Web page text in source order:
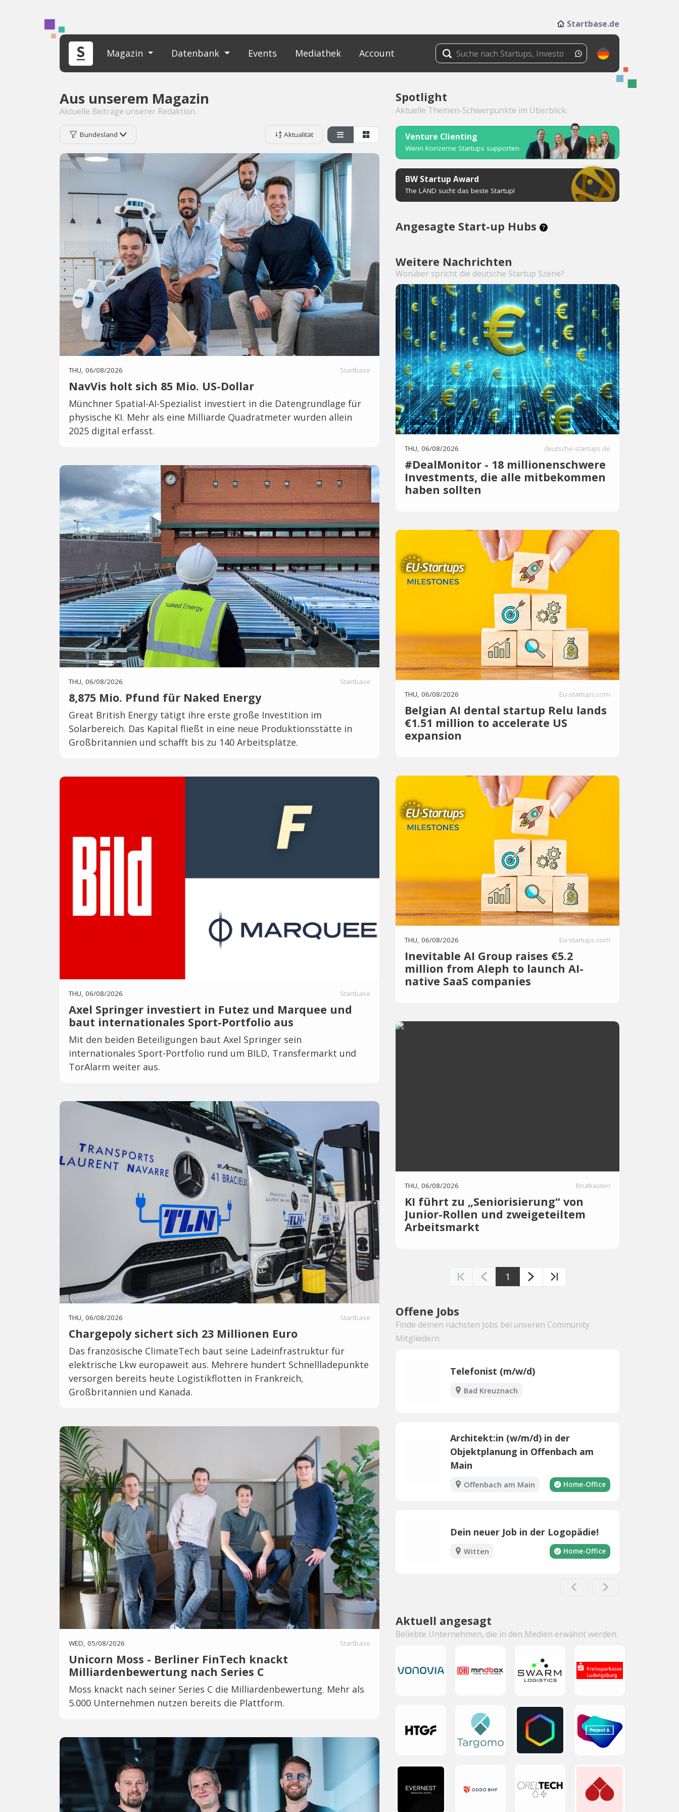
Startbase.de
Magazin Datenbank Events Mediathek Account
Aus unserem Magazin
Aktuelle Beiträge unserer Redaktion.
Bundesland Aktualität
THU, 06/08/2026 Startbase
NavVis holt sich 85 Mio. US-Dollar
Münchner Spatial-AI-Spezialist investiert in die Datengrundlage für
physische KI. Mehr als eine Milliarde Quadratmeter wurden allein
2025 digital erfasst.
THU, 06/08/2026 Startbase
8,875 Mio. Pfund für Naked Energy
Great British Energy tätigt ihre erste große Investition im
Solarbereich. Das Kapital fließt in eine neue Produktionsstätte in
Großbritannien und schafft bis zu 140 Arbeitsplätze.
THU, 06/08/2026 Startbase
Axel Springer investiert in Futez und Marquee und
baut internationales Sport-Portfolio aus
Mit den beiden Beteiligungen baut Axel Springer sein
internationales Sport-Portfolio rund um BILD, Transfermarkt und
TorAlarm weiter aus.
THU, 06/08/2026 Startbase
Chargepoly sichert sich 23 Millionen Euro
Das französische ClimateTech baut seine Ladeinfrastruktur für
elektrische Lkw europaweit aus. Mehrere hundert Schnellladepunkte
versorgen bereits heute Logistikflotten in Frankreich,
Großbritannien und Kanada.
WED, 05/08/2026 Startbase
Unicorn Moss - Berliner FinTech knackt
Milliardenbewertung nach Series C
Moss knackt nach seiner Series C die Milliardenbewertung. Mehr als
5.000 Unternehmen nutzen bereits die Plattform.
Spotlight
Aktuelle Themen-Schwerpunkte im Überblick:
Venture Clienting
Wenn Konzerne Startups supporten
BW Startup Award
The LÄND sucht das beste Startup!
Angesagte Start-up Hubs
Weitere Nachrichten
Worüber spricht die deutsche Startup Szene?
THU, 06/08/2026 deutsche-startups.de
#DealMonitor - 18 millionenschwere
Investments, die alle mitbekommen
haben sollten
Millioneninvestments bei denen rund 3,7 Milliarden
Euro bewegt wurden. Darunter die Übeflieger Helsing,
Quantum Systems und Proxima Fusion.
THU, 06/08/2026 Eu-startups.com
Belgian AI dental startup Relu lands
€1.51 million to accelerate US
expansion
planning workflows, has announced a $1.75 million
strategic investment from Dental Innovation Alliance
(DIA). DIA is a North Carolina-based venture capital
fund investing in technologies and solutions in the
dental and multi-site healthcare industry. The company
plans to use this […] The post Belgian AI dental startup
Relu lands €1.51 million to accelerate US expansion
THU, 06/08/2026 Eu-startups.com
Inevitable AI Group raises €5.2
million from Aleph to launch AI-
native SaaS companies
THU, 06/08/2026 Brutkasten
KI führt zu „Seniorisierung“ von
Junior-Rollen und zweigeteiltem
Arbeitsmarkt
sie grundlegend um. Während Unternehmen mit
hohem KI-Einsatz bei Produktivität und Beschäftigung
und der Wert von Soft Skills.
1
Offene Jobs
Finde deinen nächsten Jobs bei unseren Community
Mitgliedern
Telefonist (m/w/d)
Bad Kreuznach
Architekt:in (w/m/d) in der
Objektplanung in Offenbach am
Main
Offenbach am Main Home-Office
Dein neuer Job in der Logopädie!
Witten Home-Office
Aktuell angesagt
Beliebte Unternehmen, die in den Medien erwähnt werden.